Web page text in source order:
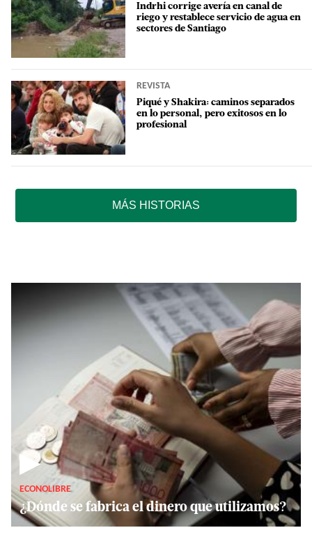
Indrhi corrige avería en canal de
riego y restablece servicio de agua en
sectores de Santiago
REVISTA
Piqué y Shakira: caminos separados
en lo personal, pero exitosos en lo
profesional
MÁS HISTORIAS
▶
ECONOLIBRE
¿Dónde se fabrica el dinero que utilizamos?